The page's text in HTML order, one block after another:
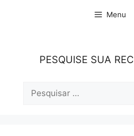
Menu
PESQUISE SUA
por: